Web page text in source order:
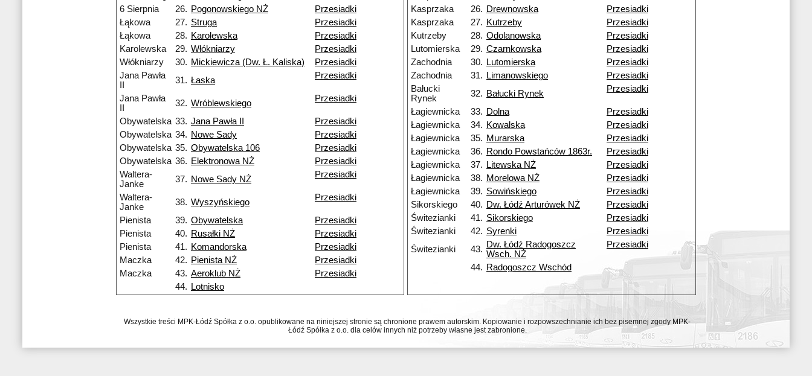
6 Sierpnia
26. Pogonowskiego NŻ
Przesiadki
Łąkowa
27. Struga
Przesiadki
Łąkowa
28. Karolewska
Przesiadki
Karolewska
29. Włókniarzy
Przesiadki
Włókniarzy
30. Mickiewicza (Dw. Ł. Kaliska)
Przesiadki
Jana Pawła
31. Łaska Przesiadki
Jana Pawła
32. Wróblewskiego Przesiadki
Obywatelska 33. Jana Pawła II
Przesiadki
Obywatelska 34. Nowe Sady
Przesiadki
Obywatelska 35. Obywatelska 106
Przesiadki
Obywatelska 36. Elektronowa NŻ
Przesiadki
Waltera-
Janke
37. Nowe Sady NŻ Przesiadki
Waltera-
Janke
38. Wyszyńskiego Przesiadki
Pienista 39. Obywatelska
Przesiadki
Pienista
40. Rusałki NŻ
Przesiadki
Pienista
41. Komandorska
Przesiadki
Maczka
42. Pienista NŻ
Przesiadki
Maczka
43. Aeroklub NŻ
Przesiadki
44.
Lotnisko
Kasprzaka
26. Drewnowska
Przesiadki
Kasprzaka
27. Kutrzeby
Przesiadki
Kutrzeby
28. Odolanowska
Przesiadki
Lutomierska
29. Czarnkowska
Przesiadki
Zachodnia
30. Lutomierska
Przesiadki
Zachodnia
31. Limanowskiego
Przesiadki
Bałucki
Rynek
32. Bałucki Rynek Przesiadki
Łagiewnicka 33. Dolna
Przesiadki
Łagiewnicka
34. Kowalska
Przesiadki
Łagiewnicka
35. Murarska
Przesiadki
Łagiewnicka
36. Rondo Powstańców 1863r.
Przesiadki
Łagiewnicka
37. Litewska NŻ
Przesiadki
Łagiewnicka
38. Morelowa NŻ
Przesiadki
Łagiewnicka
39. Sowińskiego
Przesiadki
Sikorskiego
40. Dw. Łódź Arturówek NŻ
Przesiadki
Świtezianki
41. Sikorskiego
Przesiadki
Świtezianki
42. Syrenki
Przesiadki
Świtezianki
43. Dw. Łódź Radogoszcz
Wsch. NŻ
Przesiadki
44. Radogoszcz Wschód
Wszystkie treści MPK-Łódź Spółka z o.o. opublikowane na niniejszej stronie są chronione prawem autorskim. Kopiowanie i rozpowszechnianie ich bez pisemnej zgody MPK-
Łódź Spółka z o.o. dla celów innych niż potrzeby własne jest zabronione.